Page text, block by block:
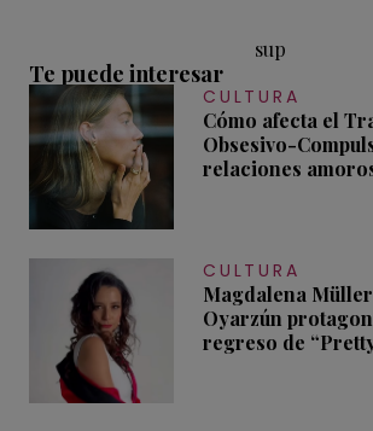
sup
Te puede interesar
CULTURA
Cómo afecta el
Obsesivo-
relaciones
CULTURA
Magdalena
Oyarzún
regreso de